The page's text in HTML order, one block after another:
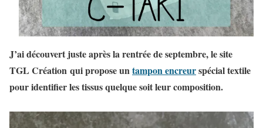
J’ai découvert juste après la rentrée de septembre, le site
TGL Création qui propose untampon encreurspécial textile
pour identifier les tissus quelque soit leur composition.